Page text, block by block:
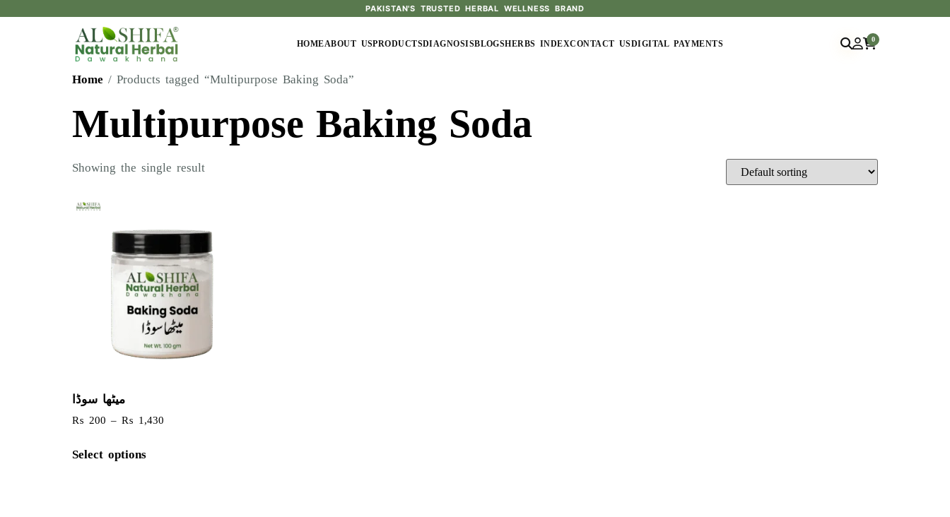
PAKISTAN'S TRUSTED HERBAL WELLNESS BRAND
HOMEABOUT USPRODUCTSDIAGNOSISBLOGSHERBS INDEXCONTACT USDIGITAL PAYMENTS
0
Home / Products tagged “Multipurpose Baking Soda”
Multipurpose Baking Soda
Showing the single result
میٹھا سوڈا
₨ 200 – ₨ 1,430
Select options